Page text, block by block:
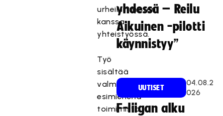
urheiluihmisten
kanssa
yhteistyössä.
Työ
sisältää
valmentajien
esimiehenä
toimimista,
yhdessä – Reilu
Aikuinen -pilotti
käynnistyy”
UUTISET
04.08.2
026
F-liigan alku